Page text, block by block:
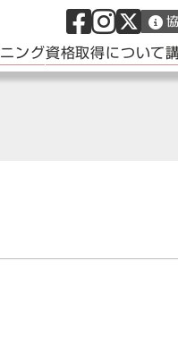
ング資格取得について